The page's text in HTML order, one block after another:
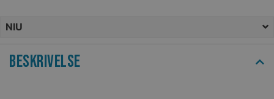
NIU
Beskrivelse